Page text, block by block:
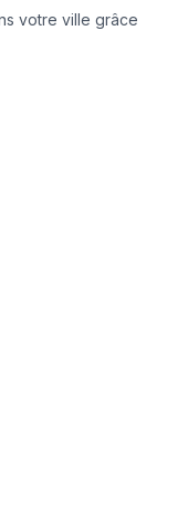
votre ville grâce